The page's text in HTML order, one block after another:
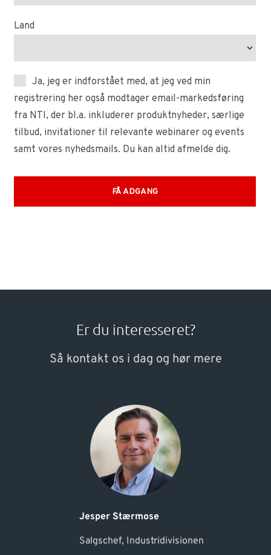
Er du interesseret?
Så kontakt os i dag og hør mere
Jesper Stærmose
Salgschef, Industridivisionen